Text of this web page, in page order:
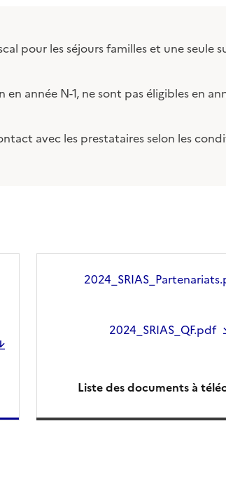
pour les séjours familles et une
année N-1, ne sont pas éligibles en
avec les prestataires selon les
Liste des documents à
2024_SRIAS_QF.pdf